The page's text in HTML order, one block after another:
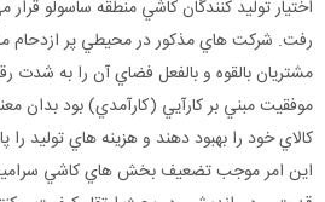
رفت. شرکت هاي مذکور در محيطي پر ازدحام
مشتريان بالقوه و بالفعل فضاي آن را به شدت
موفقيت مبني بر کارآيي (کارآمدي) بود بدان
کالاي خود را بهبود دهند و هزينه هاي توليد را
اين امر موجب تضعيف بخش هاي کاشي